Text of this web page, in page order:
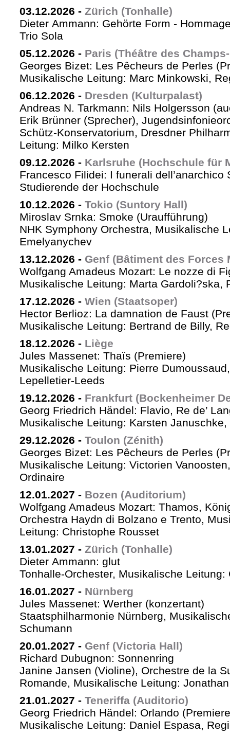
03.12.2026 - Zürich (Tonhalle)
Dieter Ammann: Gehörte Form -
Trio Sola
05.12.2026 - Paris (Théâtre des
Georges Bizet: Les Pêcheurs de Perles
Musikalische Leitung: Marc Minkowski,
06.12.2026 - Dresden (Kulturpalast)
Andreas N. Tarkmann: Nils Holgersson
Erik Brünner (Sprecher),
Schütz-Konservatorium, Dresdner
Leitung: Milko Kersten
09.12.2026 - Karlsruhe (Hochschule für
Francesco Filidei: I funerali dell’anarchico
Studierende der Hochschule
10.12.2026 - Tokio (Suntory Hall)
Miroslav Srnka: Smoke (Uraufführung)
NHK Symphony Orchestra, Musikalische
Emelyanychev
13.12.2026 - Genf (Bâtiment des Forces
Wolfgang Amadeus Mozart: Le nozze di
Musikalische Leitung: Marta Gardoli?ska,
17.12.2026 - Wien (Staatsoper)
Hector Berlioz: La damnation de Faust
Musikalische Leitung: Bertrand de Billy,
18.12.2026 - Liège
Jules Massenet: Thaïs (Premiere)
Musikalische Leitung: Pierre
Lepelletier-Leeds
19.12.2026 - Frankfurt (Bockenheimer
Georg Friedrich Händel: Flavio, Re de’
Musikalische Leitung: Karsten
29.12.2026 - Toulon (Zénith)
Georges Bizet: Les Pêcheurs de Perles
Musikalische Leitung: Victorien
Ordinaire
12.01.2027 - Bozen (Auditorium)
Wolfgang Amadeus Mozart: Thamos,
Orchestra Haydn di Bolzano e Trento,
Leitung: Christophe Rousset
13.01.2027 - Zürich (Tonhalle)
Dieter Ammann: glut
Tonhalle-Orchester, Musikalische Leitung:
16.01.2027 - Nürnberg
Jules Massenet: Werther (konzertant)
Staatsphilharmonie Nürnberg,
Schumann
20.01.2027 - Genf (Victoria Hall)
Richard Dubugnon: Sonnenring
Janine Jansen (Violine), Orchestre de la
Romande, Musikalische Leitung:
21.01.2027 - Teneriffa (Auditorio)
Georg Friedrich Händel: Orlando
Musikalische Leitung: Daniel Espasa,